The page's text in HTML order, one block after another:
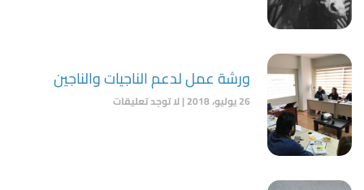
ورشة عمل لدعم الناجيات والناجين
26 يوليو، 2018 لا توجد تعليقات